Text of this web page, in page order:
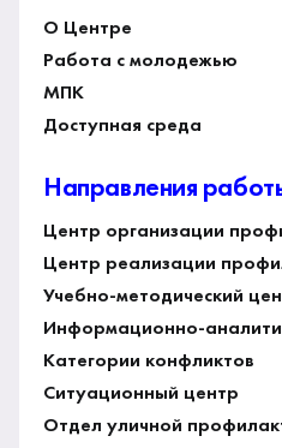
О Центре
Работа с молодежью
МПК
Доступная среда
Направления
Центр организации
Центр реализации
Учебно-методический
Информационно-
Категории конфликтов
Ситуационный центр
Отдел уличной